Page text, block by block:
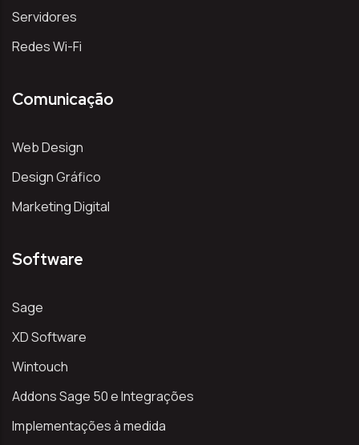
Servidores
Redes Wi-Fi
Comunicação
Web Design
Design Gráfico
Marketing Digital
Software
Sage
XD Software
Wintouch
Addons Sage 50 e Integrações
Implementações à medida